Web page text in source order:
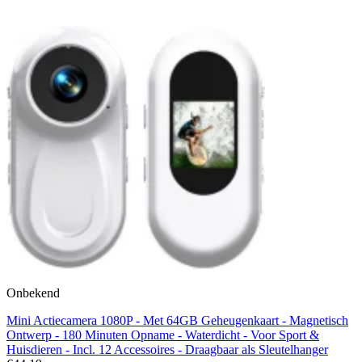
Onbekend
Mini Actiecamera 1080P - Met 64GB Geheugenkaart - Magnetisch
Ontwerp - 180 Minuten Opname - Waterdicht - Voor Sport &
Huisdieren - Incl. 12 Accessoires - Draagbaar als Sleutelhanger